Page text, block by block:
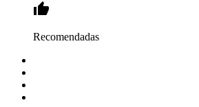
Recomendadas